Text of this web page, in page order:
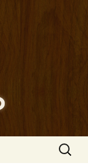
リアン
」の公式
ポ）」。
リーブ牛の
ューも豊富
みのお客
検